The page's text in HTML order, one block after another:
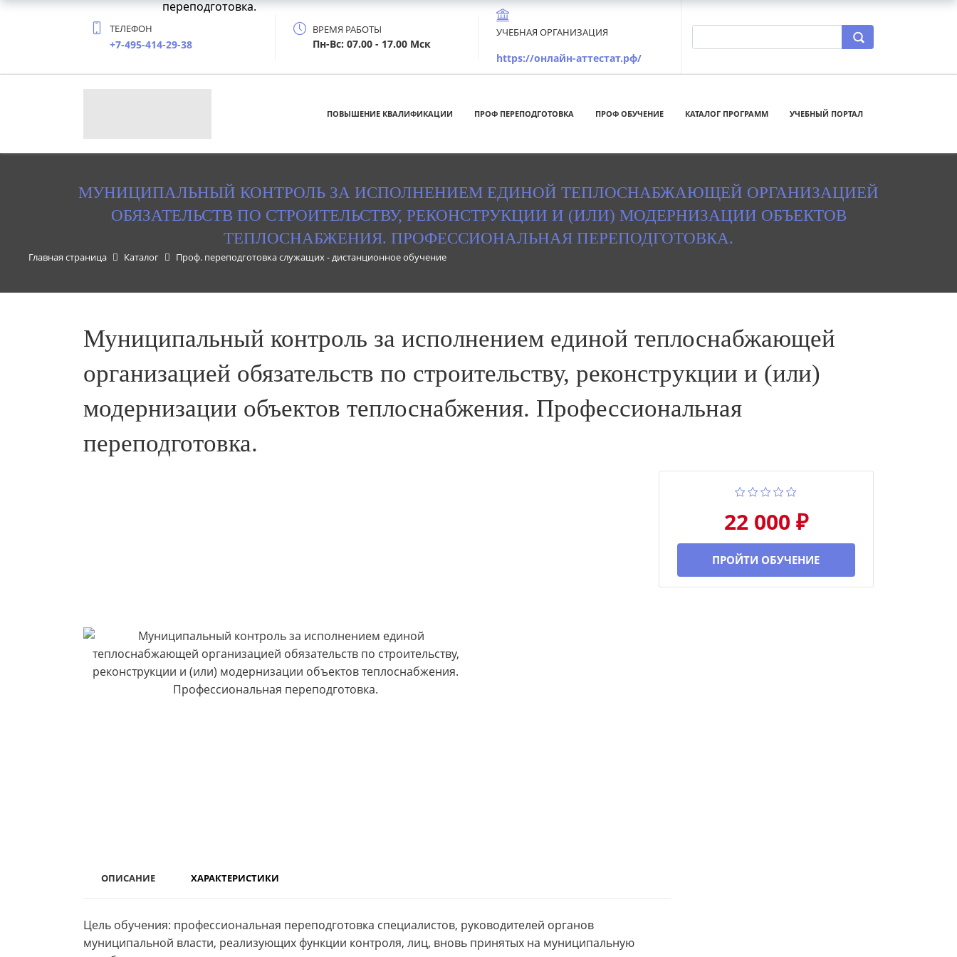
ТЕЛЕФОН
+7-495-414-29-38
ВРЕМЯ РАБОТЫ
Пн-Вс: 07.00 - 17.00 Мск
УЧЕБНАЯ ОРГАНИЗАЦИЯ
https://онлайн-аттестат.рф/
ПОВЫШЕНИЕ КВАЛИФИКАЦИИ ПРОФ ПЕРЕПОДГОТОВКА ПРОФ ОБУЧЕНИЕ КАТАЛОГ ПРОГРАММ УЧЕБНЫЙ ПОРТАЛ
МУНИЦИПАЛЬНЫЙ КОНТРОЛЬ ЗА ИСПОЛНЕНИЕМ ЕДИНОЙ ТЕПЛОСНАБЖАЮЩЕЙ ОРГАНИЗАЦИЕЙ
ОБЯЗАТЕЛЬСТВ ПО СТРОИТЕЛЬСТВУ, РЕКОНСТРУКЦИИ И (ИЛИ) МОДЕРНИЗАЦИИ ОБЪЕКТОВ
ТЕПЛОСНАБЖЕНИЯ. ПРОФЕССИОНАЛЬНАЯ ПЕРЕПОДГОТОВКА.
Главная страница Каталог Проф. переподготовка служащих - дистанционное обучение
Муниципальный контроль за исполнением единой теплоснабжающей
организацией обязательств по строительству, реконструкции и (или)
модернизации объектов теплоснабжения. Профессиональная
переподготовка.
22 000 ₽
ПРОЙТИ ОБУЧЕНИЕ
ОПИСАНИЕ ХАРАКТЕРИСТИКИ
Цель обучения: профессиональная переподготовка специалистов, руководителей органов
муниципальной власти, реализующих функции контроля, лиц, вновь принятых на муниципальную
переподготовка.